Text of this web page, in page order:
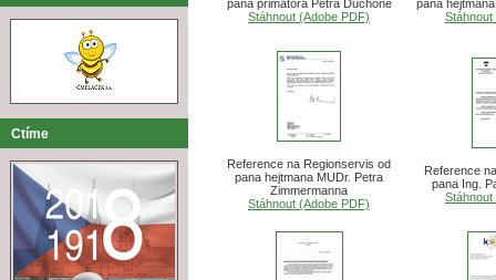
Ctíme
pana primátora Petra Duchoně
Stáhnout (Adobe PDF)
pana
Reference na Regionservis od
pana hejtmana MUDr. Petra
Zimmermanna
Stáhnout (Adobe PDF)
Reference
pana Ing.